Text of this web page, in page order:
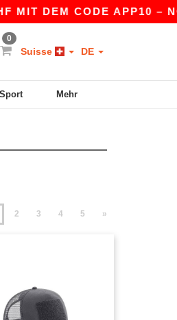
CODE APP10 – NOCH
0
Suisse DE
Sport Mehr
2 3 4 5 »